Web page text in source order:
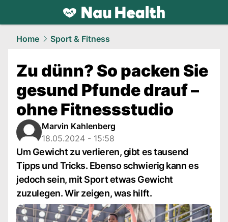
health.NAU.ch
Home Sport & Fitness
Zu dünn? So packen Sie
gesund Pfunde drauf –
ohne Fitnessstudio
Marvin Kahlenberg
18.05.2024 - 15:58
Um Gewicht zu verlieren, gibt es tausend
Tipps und Tricks. Ebenso schwierig kann es
jedoch sein, mit Sport etwas Gewicht
zuzulegen. Wir zeigen, was hilft.